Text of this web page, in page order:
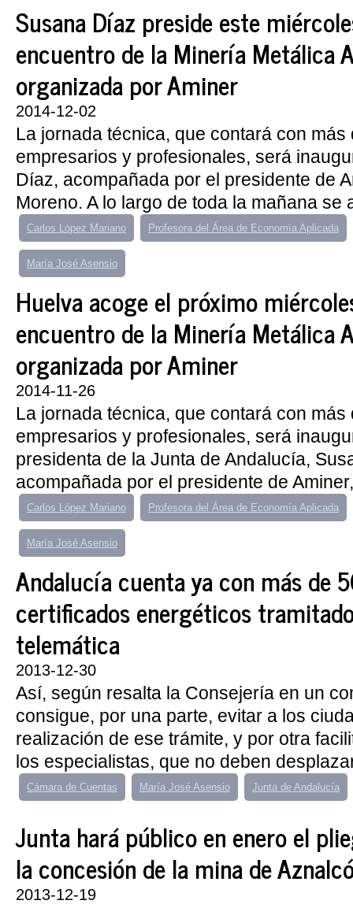
Susana Díaz preside este
encuentro de la Minería Metálica
organizada por Aminer
2014-12-02
La jornada técnica, que contará con más
empresarios y profesionales, será
Díaz, acompañada por el presidente de
Moreno. A lo largo de toda la mañana se
Carlos López Mariano Profesora del Área de Economía Aplicada
María José Asensio
Huelva acoge el próximo
encuentro de la Minería Metálica
organizada por Aminer
2014-11-26
La jornada técnica, que contará con más
empresarios y profesionales, será
presidenta de la Junta de Andalucía,
acompañada por el presidente de
Carlos López Mariano Profesora del Área de Economía Aplicada
María José Asensio
Andalucía cuenta ya con más de
certificados energéticos
telemática
2013-12-30
Así, según resalta la Consejería en un
consigue, por una parte, evitar a los
realización de ese trámite, y por otra
los especialistas, que no deben
Cámara de Cuentas María José Asensio Junta de Andalucía
Junta hará público en enero el
la concesión de la mina de
2013-12-19